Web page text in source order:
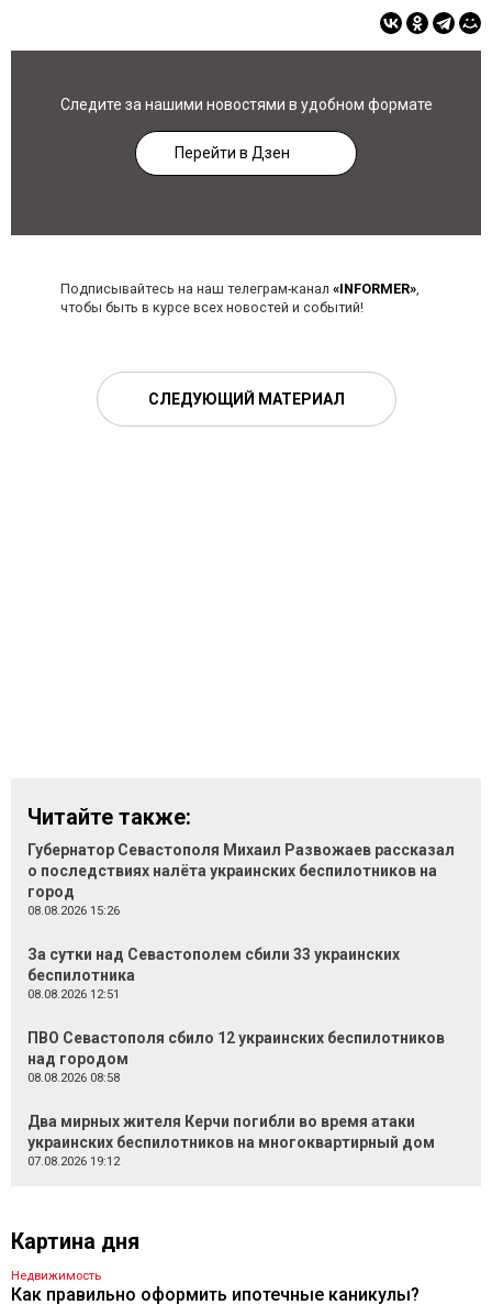
Следите за нашими новостями в удобном формате
Перейти в Дзен
Подписывайтесь на наш телеграм-канал «INFORMER»,
чтобы быть в курсе всех новостей и событий!
СЛЕДУЮЩИЙ МАТЕРИАЛ
Читайте также:
Губернатор Севастополя Михаил Развожаев рассказал
о последствиях налёта украинских беспилотников на
город
08.08.2026 15:26
За сутки над Севастополем сбили 33 украинских
беспилотника
08.08.2026 12:51
ПВО Севастополя сбило 12 украинских беспилотников
над городом
08.08.2026 08:58
Два мирных жителя Керчи погибли во время атаки
украинских беспилотников на многоквартирный дом
07.08.2026 19:12
Картина дня
Недвижимость
Как правильно оформить ипотечные каникулы?